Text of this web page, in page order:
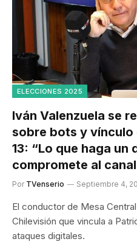
ELECCIONES 2025
Iván Valenzuela se
sobre bots y
13: “Lo que haga un
compromete al
Por TVenserio Septiembre 4,
El conductor de Mesa
Chilevisión que vincula a
ataques digitales.